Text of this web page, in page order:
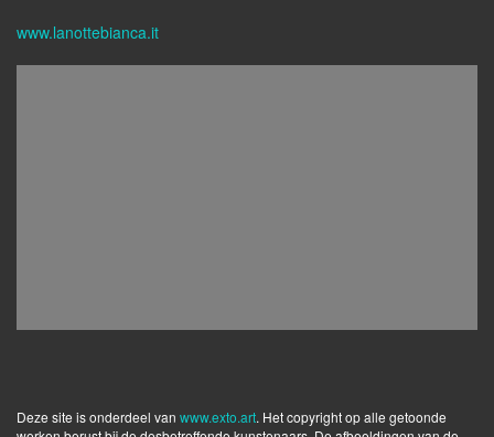
www.lanottebianca.it
Deze site is onderdeel van www.exto.art. Het copyright op alle getoonde